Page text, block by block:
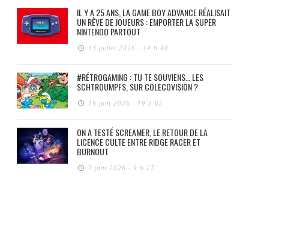
IL Y A 25 ANS, LA GAME BOY ADVANCE RÉALISAIT
UN RÊVE DE JOUEURS : EMPORTER LA SUPER
NINTENDO PARTOUT
13 juillet 2026 - 14 h 48
#RÉTROGAMING : TU TE SOUVIENS… LES
SCHTROUMPFS, SUR COLECOVISION ?
19 juin 2026 - 19 h 02
ON A TESTÉ SCREAMER, LE RETOUR DE LA
LICENCE CULTE ENTRE RIDGE RACER ET
BURNOUT
7 juin 2026 - 9 h 27